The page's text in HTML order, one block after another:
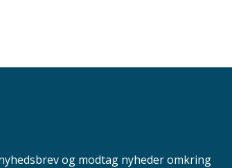
og modtag nyheder omkring